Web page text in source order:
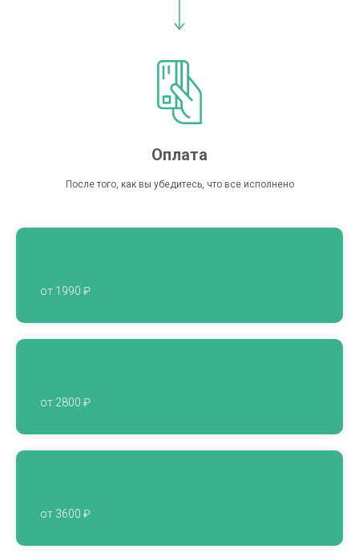
Оплата
После того, как вы убедитесь, что все исполнено
от 1990 ₽
от 2800 ₽
от 3600 ₽